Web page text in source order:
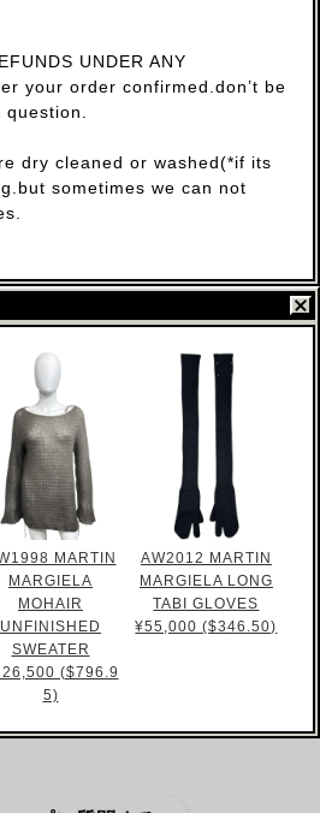
UNDER ANY
your order confirmed.don’t be
dry cleaned or washed(*if its
sometimes we can not
MARTIN
MARGIELA
MOHAIR
UNFINISHED
SWEATER
($796.9
5)
AW2012 MARTIN
MARGIELA LONG
TABI GLOVES
¥55,000 ($346.50)